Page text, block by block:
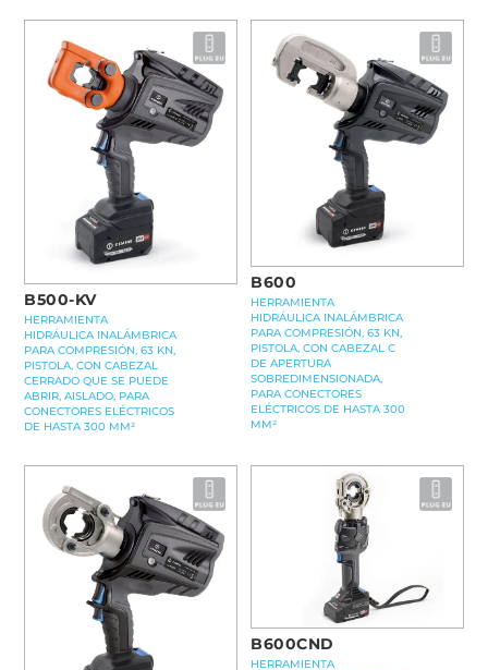
B500-KV
HERRAMIENTA
HIDRÁULICA INALÁMBRICA
PARA COMPRESIÓN, 63 KN,
PISTOLA, CON CABEZAL
CERRADO QUE SE PUEDE
ABRIR, AISLADO, PARA
CONECTORES ELÉCTRICOS
DE HASTA 300 MM²
B600
HERRAMIENTA
HIDRÁULICA INALÁMBRICA
PARA COMPRESIÓN, 63 KN,
PISTOLA, CON CABEZAL C
DE APERTURA
SOBREDIMENSIONADA,
PARA CONECTORES
ELÉCTRICOS DE HASTA 300
MM²
B600CND
HERRAMIENTA